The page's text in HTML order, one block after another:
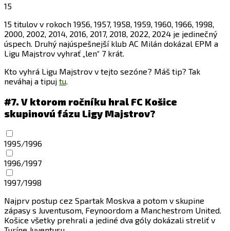
15
15 titulov v rokoch 1956, 1957, 1958, 1959, 1960, 1966, 1998,
2000, 2002, 2014, 2016, 2017, 2018, 2022, 2024 je jedinečný
úspech. Druhý najúspešnejší klub AC Milán dokázal EPM a
Ligu Majstrov vyhrať „len“ 7 krát.
Kto vyhrá Ligu Majstrov v tejto sezóne? Máš tip? Tak
neváhaj a tipuj tu.
#7. V ktorom ročníku hral FC Košice
skupinovú fázu Ligy Majstrov?
1995/1996
1996/1997
1997/1998
Najprv postup cez Spartak Moskva a potom v skupine
zápasy s Juventusom, Feynoordom a Manchestrom United.
Košice všetky prehrali a jediné dva góly dokázali streliť v